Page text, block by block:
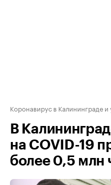
Коронавирус в Калининграде и
В
на COVID-19
более 0,5 млн